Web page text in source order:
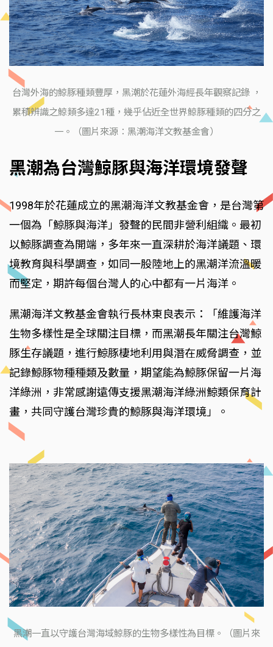
台灣外海的鯨豚種類豐厚，黑潮於花蓮外海經長年觀察記錄 ，
累積辨識之鯨類多達21種，幾乎佔近全世界鯨豚種類的四分之
一。（圖片來源：黑潮海洋文教基金會）
黑潮為台灣鯨豚與海洋環境發聲
1998年於花蓮成立的黑潮海洋文教基金會，是台灣第
一個為「鯨豚與海洋」發聲的民間非營利組織。最初
以鯨豚調查為開端，多年來一直深耕於海洋議題、環
境教育與科學調查，如同一股陸地上的黑潮洋流溫暖
而堅定，期許每個台灣人的心中都有一片海洋。
黑潮海洋文教基金會執行長林東良表示：「維護海洋
生物多樣性是全球關注目標，而黑潮長年關注台灣鯨
豚生存議題，進行鯨豚棲地利用與潛在威脅調查，並
記錄鯨豚物種種類及數量，期望能為鯨豚保留一片海
洋綠洲，非常感謝遠傳支援黑潮海洋綠洲鯨類保育計
畫，共同守護台灣珍貴的鯨豚與海洋環境」。
黑潮一直以守護台灣海域鯨豚的生物多樣性為目標。（圖片來